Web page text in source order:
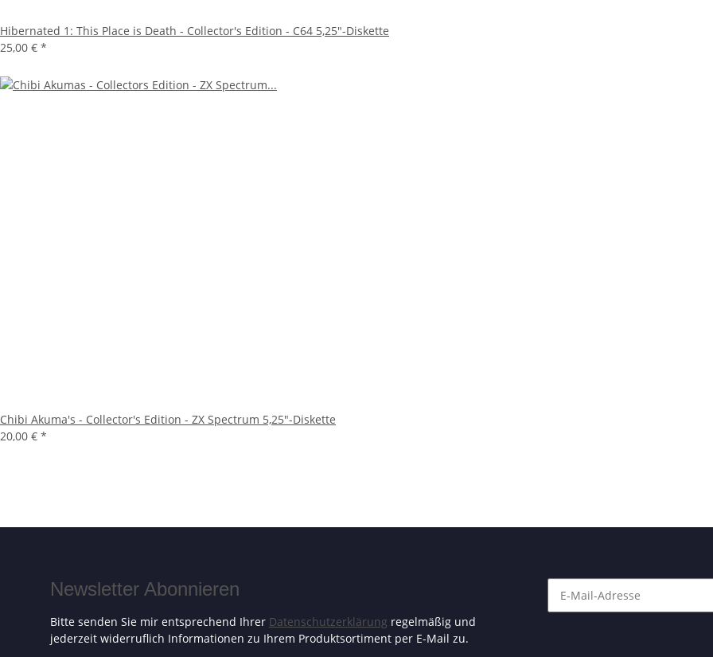
Hibernated 1: This Place is Death - Collector's Edition - C64 5,25"-Diskette
25,00 € *
Chibi Akuma's - Collector's Edition - ZX Spectrum 5,25"-Diskette
20,00 € *
Newsletter Abonnieren
Bitte senden Sie mir entsprechend Ihrer Datenschutzerklärung regelmäßig und
jederzeit widerruflich Informationen zu Ihrem Produktsortiment per E-Mail zu.